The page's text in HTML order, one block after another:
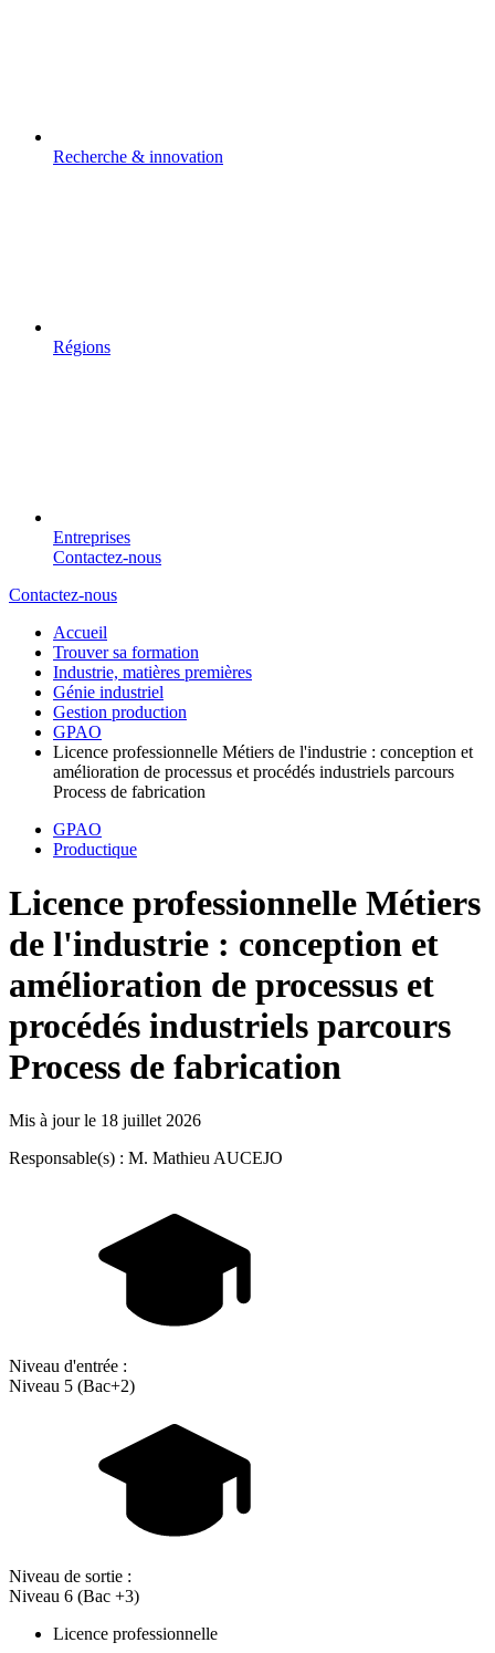
Recherche & innovation
Régions
Entreprises
Contactez-nous
Contactez-nous
Accueil
Trouver sa formation
Industrie, matières premières
Génie industriel
Gestion production
GPAO
Licence professionnelle Métiers de l'industrie : conception et
amélioration de processus et procédés industriels parcours
Process de fabrication
GPAO
Productique
Licence professionnelle Métiers
de l'industrie : conception et
amélioration de processus et
procédés industriels parcours
Process de fabrication
Mis à jour le 18 juillet 2026
Responsable(s) : M. Mathieu AUCEJO
Niveau d'entrée :
Niveau 5 (Bac+2)
Niveau de sortie :
Niveau 6 (Bac +3)
Licence professionnelle